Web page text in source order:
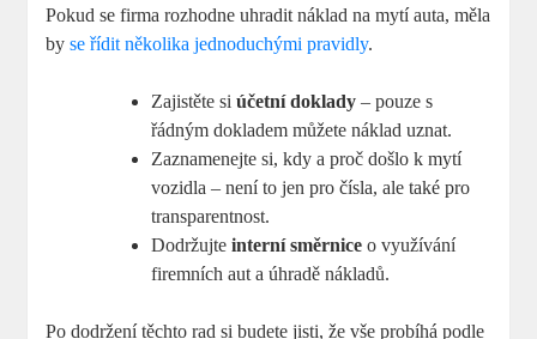
Pokud se firma rozhodne uhradit náklad na mytí auta, měla
byse řídit několika jednoduchými pravidly.
Zajistěte siúčetní doklady – pouze s
řádným dokladem můžete náklad uznat.
Zaznamenejte si, kdy a proč došlo k mytí
vozidla – není to jen pro čísla, ale také pro
transparentnost.
Dodržujteinterní směrnice o využívání
firemních aut a úhradě nákladů.
Po dodržení těchto rad si budete jisti, že vše probíhá podle